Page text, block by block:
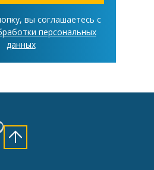
вы соглашаетесь с
персональных
данных